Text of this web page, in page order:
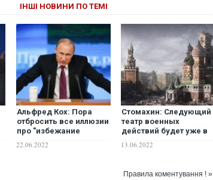
ІНШІ НОВИНИ ПО ТЕМІ
Альфред Кох: Пора
отбросить все иллюзии
про "избежание
Путин уже давно
22.06.2022
Стомахин: Следующий
театр военных
действий будет уже в
Брянщине
13.06.2022
Правила коментування ! »